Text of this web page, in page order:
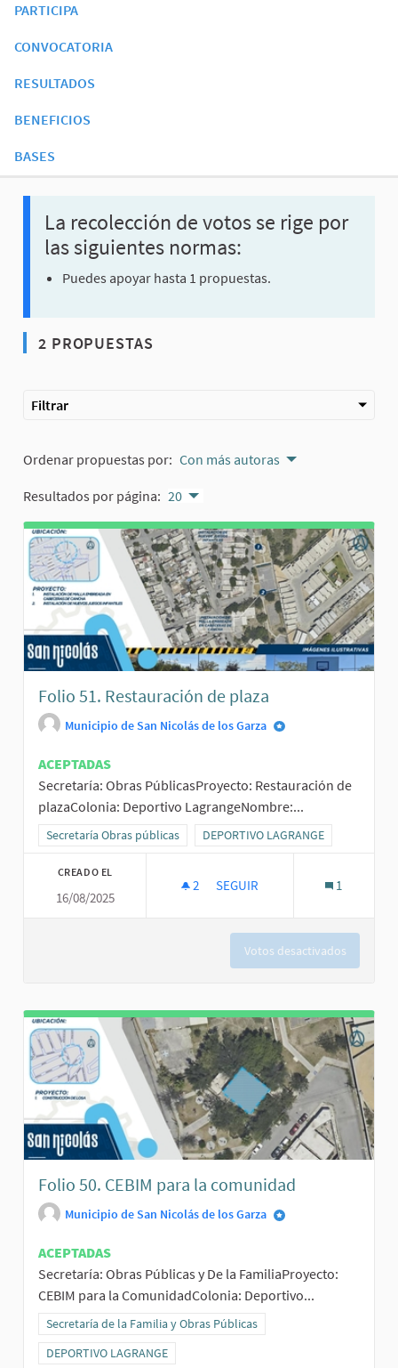
PARTICIPA
CONVOCATORIA
RESULTADOS
BENEFICIOS
BASES
La recolección de votos se rige por
las siguientes normas:
Puedes apoyar hasta 1 propuestas.
2 PROPUESTAS
Filtrar
Ordenar propuestas por: Con más autoras
Resultados por página: 20
Folio 51. Restauración de plaza
Municipio de San Nicolás de los Garza
ACEPTADAS
Secretaría: Obras PúblicasProyecto: Restauración de
plazaColonia: Deportivo LagrangeNombre:...
Resultados al filtrar por la categoría: Secretaría Obras públicas
Secretaría Obras públicas Resultados al filtrar por el ámbito:
DEPORTIVO LAGRANGE
CREADO EL
16/08/2025
2 2 SEGUIDORAS
SEGUIR 1
Votos desactivados
Folio 50. CEBIM para la comunidad
Municipio de San Nicolás de los Garza
ACEPTADAS
Secretaría: Obras Públicas y De la FamiliaProyecto:
CEBIM para la ComunidadColonia: Deportivo...
Resultados al filtrar por la categoría: Secretaría de la Familia y
Secretaría de la Familia y Obras Públicas
Resultados al filtrar por el ámbito: DEPORTIVO LAGRANGE
DEPORTIVO LAGRANGE